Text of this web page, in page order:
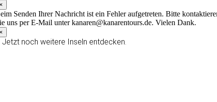
Senden Ihrer Nachricht ist ein Fehler aufgetreten. Bitte
uns per E-Mail unter kanaren@kanarentours.de. Vielen Dank.
Jetzt noch weitere Inseln entdecken.